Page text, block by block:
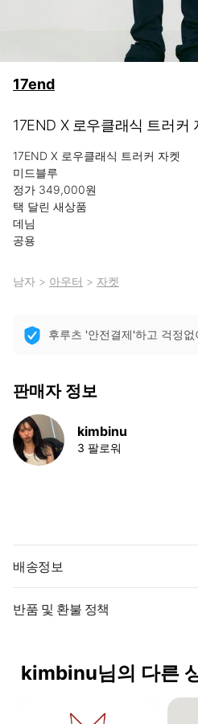
17end
17END X 로우클래식 트러커
17END X 로우클래식 트러커 자켓
미드블루
정가 349,000원
택 달린 새상품
데님
공용
남자 > 아우터 > 자켓
후루츠 '안전결제'하고 걱정없
판매자 정보
kimbinu
3 팔로워
배송정보
반품 및 환불 정책
kimbinu님의 다른